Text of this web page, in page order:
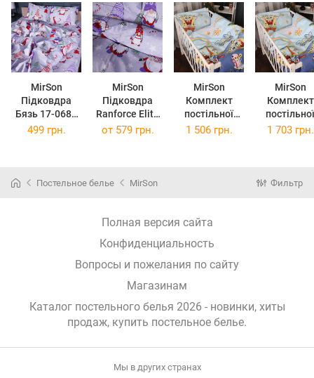
MirSon
Підковдра
Бязь 17-0683
Holly Jolly 110
MirSon
Підковдра
Ranforce Elite
17-0683 Holly
MirSon
Комплект
постільної
білизни
MirSon
Комплект
постільної
білизни
Spanch
499 грн. от 579 грн. 1 506 грн. 1 703 грн.
Постельное белье MirSon Фильтр
Полная версия сайта
Конфиденциальность
Вопросы и пожелания по сайту
Магазинам
Каталог постельного белья 2026 - новинки, хиты
продаж, купить постельное белье.
Мы в других странах